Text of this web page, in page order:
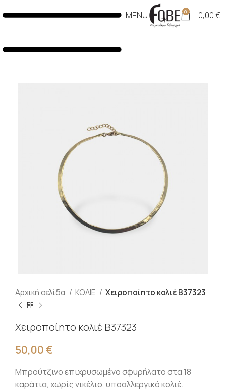
MENU 0 0,00€
Αρχική σελίδα ΚΟΛΙΕ Χειροποίητο κολιέ Β37323
Χειροποίητο κολιέ Β37323
50,00€
Μπρούτζινο επιχρυσωμένο σφυρήλατο στα 18
καράτια, χωρίς νικέλιο, υποαλλεργικό κολιέ.